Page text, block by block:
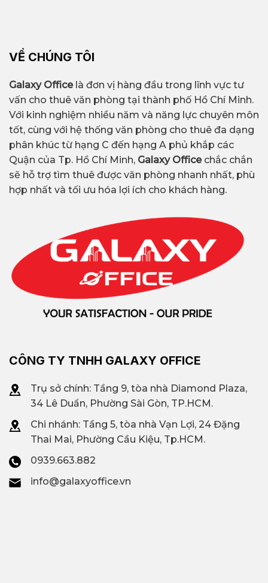
VỀ CHÚNG TÔI
Galaxy Officelà đơn vị hàng đầu trong lĩnh vực tư
vấn cho thuê văn phòng tại thành phố Hồ Chí Minh.
Với kinh nghiệm nhiều năm và năng lực chuyên môn
tốt, cùng với hệ thống văn phòng cho thuê đa dạng
phân khúc từ hạng C đến hạng A phủ khắp các
Quận của Tp. Hồ Chí Minh, Galaxy Office chắc chắn
sẽ hỗ trợ tìm thuê được văn phòng nhanh nhất, phù
hợp nhất và tối ưu hóa lợi ích cho khách hàng.
CÔNG TY TNHH GALAXY OFFICE
Trụ sở chính: Tầng 9, tòa nhà Diamond Plaza,
34 Lê Duẩn, Phường Sài Gòn, TP.HCM.
Chi nhánh: Tầng 5, tòa nhà Vạn Lợi, 24 Đặng
Thai Mai, Phường Cầu Kiệu, Tp.HCM.
0939.663.882
info@galaxyoffice.vn